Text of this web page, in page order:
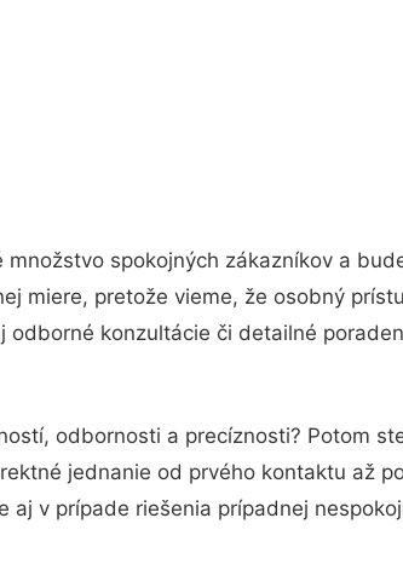
spokojných zákazníkov a
miere, pretože vieme, že osobný
odborné konzultácie či detailné
odbornosti a precíznosti? Potom
jednanie od prvého kontaktu až
aj v prípade riešenia prípadnej